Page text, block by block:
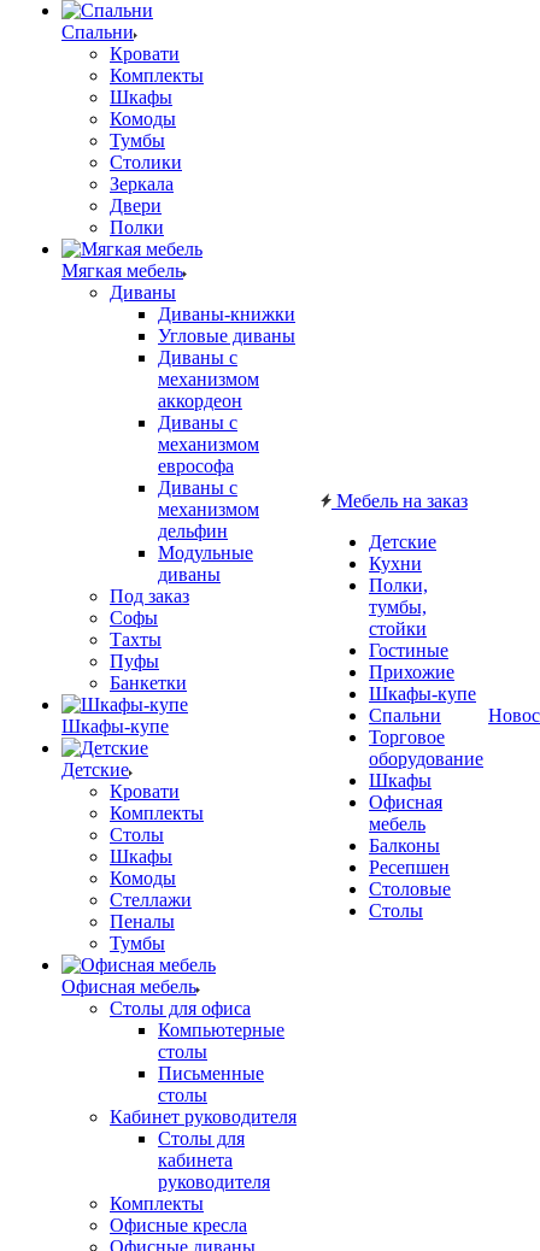
Спальни
Кровати
Комплекты
Шкафы
Комоды
Тумбы
Столики
Зеркала
Двери
Полки
Мягкая мебель
Диваны
Диваны-книжки
Угловые диваны
Диваны с
механизмом
аккордеон
Диваны с
механизмом
еврософа
Диваны с
механизмом
дельфин
Модульные
диваны
Под заказ
Софы
Тахты
Пуфы
Банкетки
Шкафы-купе
Детские
Кровати
Комплекты
Столы
Шкафы
Комоды
Стеллажи
Пеналы
Тумбы
Офисная мебель
Столы для офиса
Компьютерные
столы
Письменные
столы
Кабинет руководителя
Столы для
кабинета
руководителя
Комплекты
Офисные кресла
Офисные диваны
Мебель на заказ
Детские
Кухни
Полки,
тумбы,
стойки
Гостиные
Прихожие
Шкафы-купе
Спальни
Торговое
оборудование
Шкафы
Офисная
мебель
Балконы
Ресепшен
Столовые
Столы